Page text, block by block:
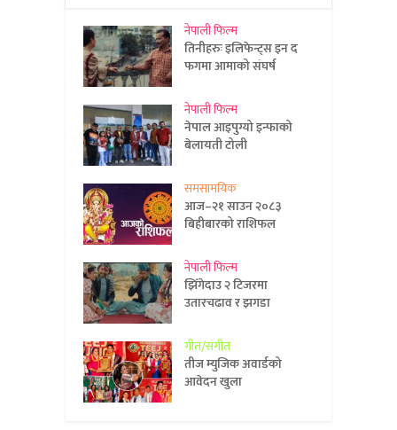
नेपाली फिल्म
तिनीहरुः इलिफेन्ट्स इन द
फगमा आमाको संघर्ष
नेपाली फिल्म
नेपाल आइपुग्यो इन्फाको
बेलायती टोली
समसामयिक
आज–२१ साउन २०८३
बिहीबारको राशिफल
नेपाली फिल्म
झिँगेदाउ २ टिजरमा
उतारचढाव र झगडा
गीत/संगीत
तीज म्युजिक अवार्डको
आवेदन खुला